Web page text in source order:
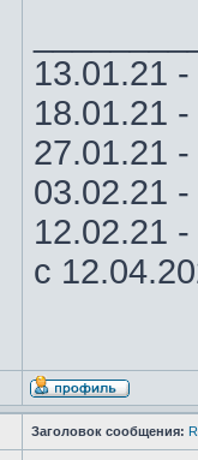
13.01.21
18.01.21 -
27.01.21
03.02.21
12.02.21
с
Заголовок сообщения: